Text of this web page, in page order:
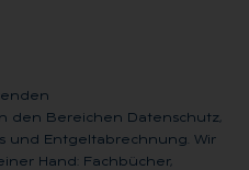
den Bereichen Datenschutz,
und Entgeltabrechnung. Wir
Hand: Fachbücher,